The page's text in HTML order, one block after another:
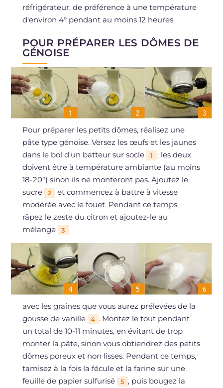
réfrigérateur, de préférence à une température
d'environ 4° pendant au moins 12 heures.
POUR PRÉPARER LES DÔMES DE
GÉNOISE
Pour préparer les petits dômes, réalisez une
pâte type génoise. Versez les œufs et les jaunes
dans le bol d'un batteur sur socle
1
; les deux
doivent être à température ambiante (au moins
18-20°) sinon ils ne monteront pas. Ajoutez le
sucre
2
et commencez à battre à vitesse
modérée avec le fouet. Pendant ce temps,
râpez le zeste du citron et ajoutez-le au
mélange
3
avec les graines que vous aurez prélevées de la
gousse de vanille
4 . Montez le tout pendant
un total de 10-11 minutes, en évitant de trop
monter la pâte, sinon vous obtiendrez des petits
dômes poreux et non lisses. Pendant ce temps,
tamisez à la fois la fécule et la farine sur une
feuille de papier sulfurisé
5 , puis bougez la